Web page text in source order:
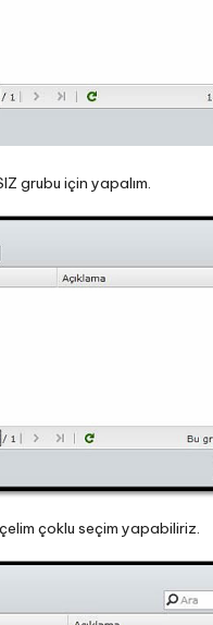
grubu için yapalım.
çoklu seçim yapabiliriz.